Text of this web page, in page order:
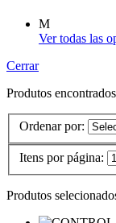
M
Ver todas las
Cerrar
Produtos
Ordenar por:
Itens por página:
Produtos